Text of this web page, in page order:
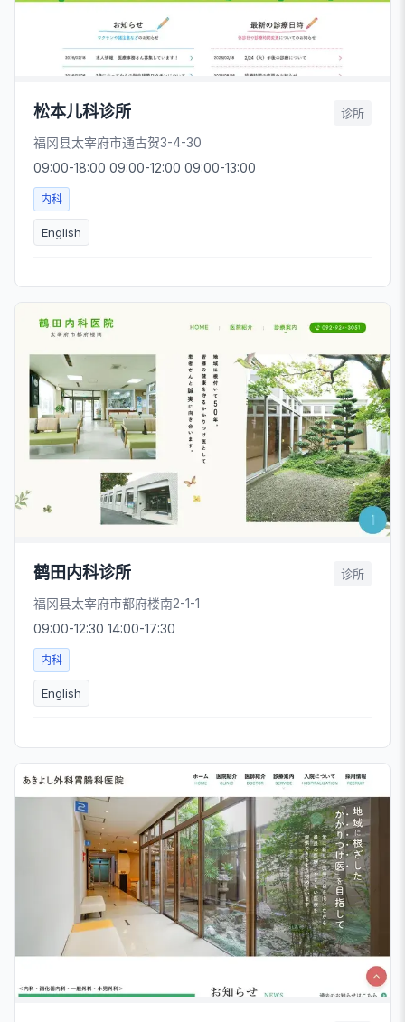
松本儿科诊所 诊所
福冈县太宰府市通古贺3-4-30
09:00-18:00 09:00-12:00 09:00-13:00
内科
English
鹤田内科诊所 诊所
福冈县太宰府市都府楼南2-1-1
09:00-12:30 14:00-17:30
内科
English